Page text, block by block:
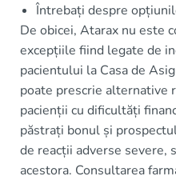
Întrebați despre
De obicei, Atarax nu este
excepțiile fiind legate de
pacientului la Casa de
poate prescrie alternative
pacienții cu dificultăți
păstrați bonul și
de reacții adverse severe,
acestora. Consultarea